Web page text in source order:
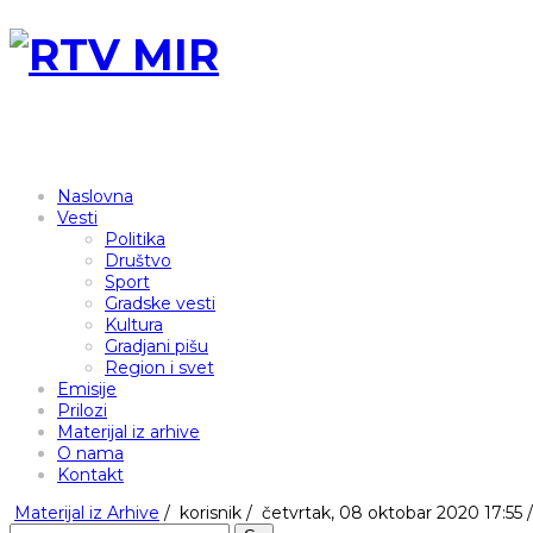
Naslovna
Vesti
Politika
Društvo
Sport
Gradske vesti
Kultura
Gradjani pišu
Region i svet
Emisije
Prilozi
Materijal iz arhive
O nama
Kontakt
Materijal iz Arhive / korisnik / četvrtak, 08 oktobar 2020 17:55